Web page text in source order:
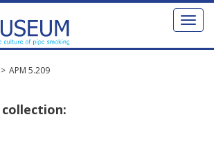
Toggle
APM 5.209
collection: